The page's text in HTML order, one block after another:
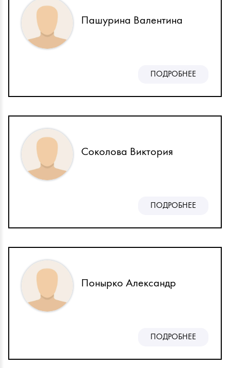
Пашурина Валентина
ПОДРОБНЕЕ
Соколова Виктория
ПОДРОБНЕЕ
Понырко Александр
ПОДРОБНЕЕ